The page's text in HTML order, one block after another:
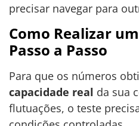
precisar navegar para
Como Realizar
Passo a Passo
Para que os números
capacidade real da sua
flutuações, o teste